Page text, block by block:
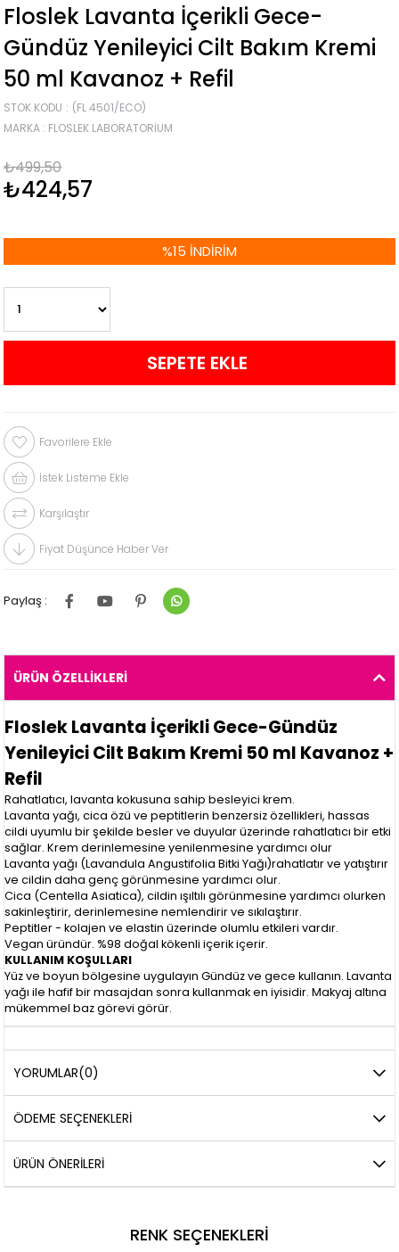
Floslek Lavanta İçerikli Gece-
Gündüz Yenileyici Cilt Bakım Kremi
50 ml Kavanoz + Refil
STOK KODU
(FL 4501/ECO)
MARKA : FLOSLEK LABORATORIUM
₺499,50
₺424,57
%15 İNDIRIM
Favorilere Ekle
İstek Listeme Ekle
Karşılaştır
Fiyat Düşünce Haber Ver
Paylaş :
ÜRÜN ÖZELLIKLERI
Floslek Lavanta İçerikli Gece-Gündüz
Yenileyici Cilt Bakım Kremi 50 ml Kavanoz +
Refil
Rahatlatıcı, lavanta kokusuna sahip besleyici krem.
Lavanta yağı, cica özü ve peptitlerin benzersiz özellikleri, hassas
cildi uyumlu bir şekilde besler ve duyular üzerinde rahatlatıcı bir etki
sağlar. Krem derinlemesine yenilenmesine yardımcı olur
Lavanta yağı (Lavandula Angustifolia Bitki Yağı)rahatlatır ve yatıştırır
ve cildin daha genç görünmesine yardımcı olur.
Cica (Centella Asiatica), cildin ışıltılı görünmesine yardımcı olurken
sakinleştirir, derinlemesine nemlendirir ve sıkılaştırır.
Peptitler - kolajen ve elastin üzerinde olumlu etkileri vardır.
Vegan üründür. %98 doğal kökenli içerik içerir.
KULLANIM KOŞULLARI
Yüz ve boyun bölgesine uygulayın Gündüz ve gece kullanın. Lavanta
yağı ile hafif bir masajdan sonra kullanmak en iyisidir. Makyaj altına
mükemmel baz görevi görür.
YORUMLAR(0)
ÖDEME SEÇENEKLERI
ÜRÜN ÖNERILERI
RENK SEÇENEKLERI